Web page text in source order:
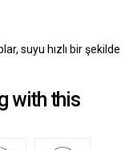
suyu hızlı bir şekilde
with this